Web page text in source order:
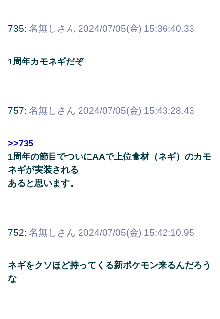
735: 名無しさん 2024/07/05(金) 15:36:40.33
1周年カモネギだぞ
757: 名無しさん 2024/07/05(金) 15:43:28.43
>>735
1周年の節目でついにAAで上位食材（ネギ）のカモ
ネギが実装される
あると思います。
752: 名無しさん 2024/07/05(金) 15:42:10.95
ネギをクソほど持ってくる新ポケモン来るんだろう
な